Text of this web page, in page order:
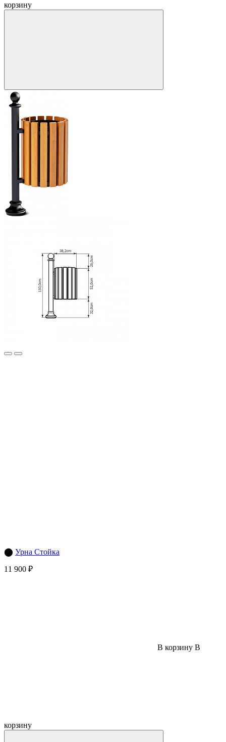
корзину
⬤ Урна Стойка
11 900 ₽
В корзину В
корзину